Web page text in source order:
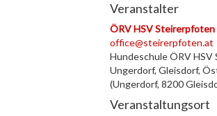
Veranstalter
ÖRV HSV
office@steirerpfoten.at
Hundeschule ÖRV
Ungerdorf, Gleisdorf,
(Ungerdorf, 8200
Veranstaltungsort